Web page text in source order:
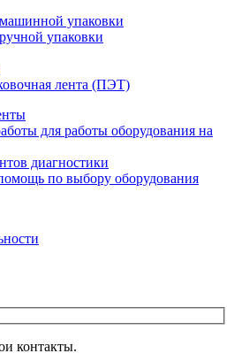
упаковки
упаковки
лента (ПЭТ)
для работы оборудования на
диагностики
по выбору оборудования
контакты.